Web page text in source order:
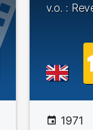
v.o. :
1971